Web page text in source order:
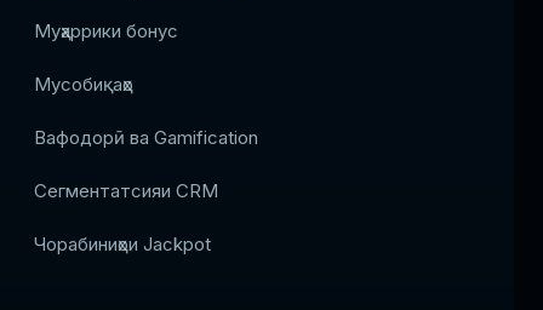
Муҳаррики бонус
Мусобиқаҳо
Вафодорӣ ва Gamification
Сегментатсияи CRM
Чорабиниҳои Jackpot